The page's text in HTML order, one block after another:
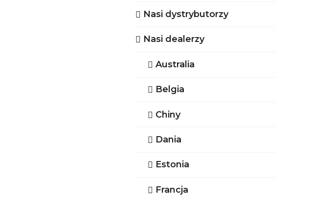
Nasi dystrybutorzy
Nasi dealerzy
Australia
Belgia
Chiny
Dania
Estonia
Francja